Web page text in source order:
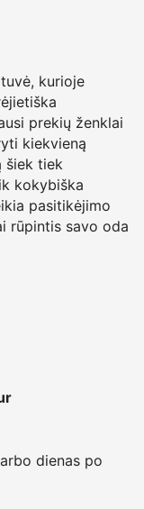
kurioje
prekių ženklai
kiekvieną
šiek tiek
kokybiška
pasitikėjimo
rūpintis savo oda
dienas po